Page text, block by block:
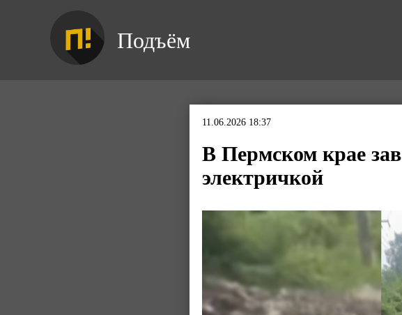
Подъём
11.06.2026 18:37
В Пермском крае
электричкой